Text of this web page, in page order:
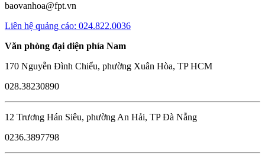
baovanhoa@fpt.vn
Liên hệ quảng cáo: 024.822.0036
Văn phòng đại diện phía Nam
170 Nguyễn Đình Chiểu, phường Xuân Hòa, TP HCM
028.38230890
12 Trương Hán Siêu, phường An Hải, TP Đà Nẵng
0236.3897798